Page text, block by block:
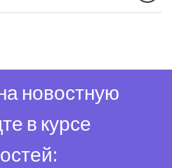
новостную
в курсе